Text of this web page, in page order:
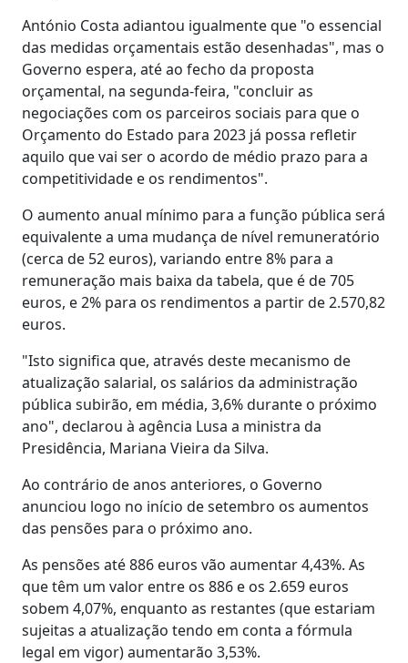
António Costa adiantou igualmente que "o essencial
das medidas orçamentais estão desenhadas", mas o
Governo espera, até ao fecho da proposta
orçamental, na segunda-feira, "concluir as
negociações com os parceiros sociais para que o
Orçamento do Estado para 2023 já possa refletir
aquilo que vai ser o acordo de médio prazo para a
competitividade e os rendimentos".
O aumento anual mínimo para a função pública será
equivalente a uma mudança de nível remuneratório
(cerca de 52 euros), variando entre 8% para a
remuneração mais baixa da tabela, que é de 705
euros, e 2% para os rendimentos a partir de 2.570,82
euros.
"Isto significa que, através deste mecanismo de
atualização salarial, os salários da administração
pública subirão, em média, 3,6% durante o próximo
ano", declarou à agência Lusa a ministra da
Presidência, Mariana Vieira da Silva.
Ao contrário de anos anteriores, o Governo
anunciou logo no início de setembro os aumentos
das pensões para o próximo ano.
As pensões até 886 euros vão aumentar 4,43%. As
que têm um valor entre os 886 e os 2.659 euros
sobem 4,07%, enquanto as restantes (que estariam
sujeitas a atualização tendo em conta a fórmula
legal em vigor) aumentarão 3,53%.